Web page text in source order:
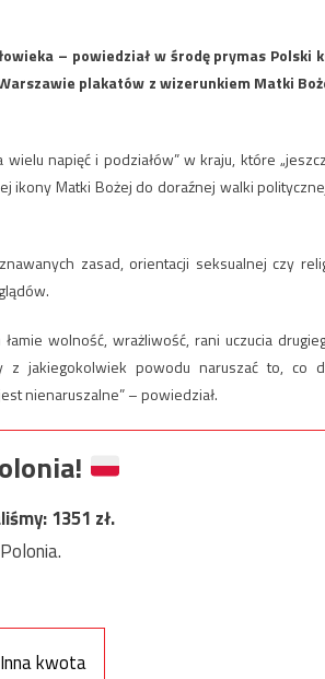
– powiedział w środę prymas Polski
plakatów z wizerunkiem Matki
napięć i podziałów” w kraju, które
ikony Matki Bożej do doraźnej walki
zasad, orientacji seksualnej czy
wolność, wrażliwość, rani uczucia
jakiegokolwiek powodu naruszać to, co
nienaruszalne” – powiedział.
1351 zł.
Inna kwota